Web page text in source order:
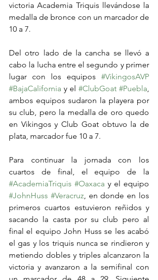
victoria Academia Triquis llevándose la
medalla de bronce con un marcador de
10 a 7.
Del otro lado de la cancha se llevó a
cabo la lucha entre el segundo y primer
lugar con los equipos #VikingosAVP
#BajaCalifornia y el #ClubGoat #Puebla,
ambos equipos sudaron la playera por
su club, pero la medalla de oro quedo
en Vikingos y Club Goat obtuvo la de
plata, marcador fue 10 a 7.
Para continuar la jornada con los
#AcademiaTriquis #Oaxaca
#JohnHuss #Veracruz, en donde en los
primeros cuartos estuvieron reñidos y
sacando la casta por su club pero al
final el equipo John Huss se les acabó
el gas y los triquis nunca se rindieron y
metiendo dobles y triples alcanzaron la
victoria y avanzaron a la semifinal con